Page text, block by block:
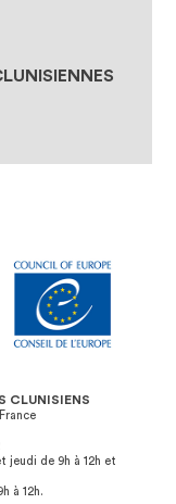
CLUNISIENS
jeudi de 9h à 12h et
à 12h.